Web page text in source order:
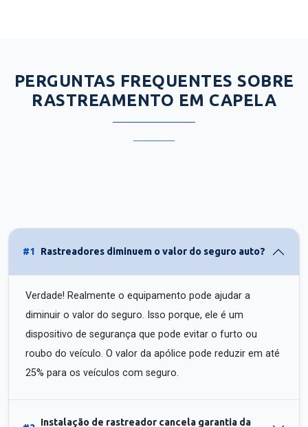
PERGUNTAS FREQUENTES SOBRE
RASTREAMENTO EM CAPELA
#1 Rastreadores diminuem o valor do seguro auto?
Verdade! Realmente o equipamento pode ajudar a
diminuir o valor do seguro. Isso porque, ele é um
dispositivo de segurança que pode evitar o furto ou
roubo do veículo. O valor da apólice pode reduzir em até
25% para os veículos com seguro.
Instalação de rastreador cancela garantia da